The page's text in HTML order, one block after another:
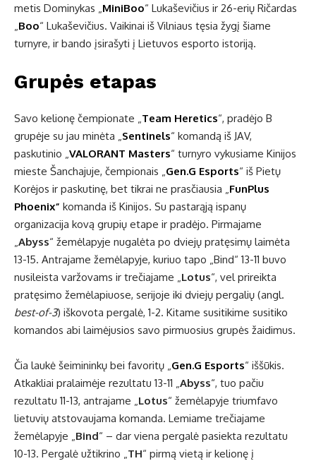
metis Dominykas „ MiniBoo“ Lukaševičius ir 26-erių Ričardas
Boo“ Lukaševičius. Vaikinai iš Vilniaus tęsia žygį šiame
turnyre, ir bando įsirašyti į Lietuvos esporto istoriją.
Grupės etapas
Savo kelionę čempionate „ Team Heretics“, pradėjo B
grupėje su jau minėta „ Sentinels“ komandą iš JAV,
paskutinio „ VALORANT Masters“ turnyro vykusiame Kinijos
mieste Šanchajuje, čempionais „ Gen.G Esports“ iš Pietų
Korėjos ir paskutinę, bet tikrai ne prasčiausia „ FunPlus
Phoenix“ komanda iš Kinijos. Su pastarąją ispanų
organizacija kovą grupių etape ir pradėjo. Pirmajame
Abyss“ žemėlapyje nugalėta po dviejų pratęsimų laimėta
13-15. Antrajame žemėlapyje, kuriuo tapo „Bind“ 13-11 buvo
nusileista varžovams ir trečiajame „ Lotus“, vel prireikta
pratęsimo žemėlapiuose, serijoje iki dviejų pergalių (angl.
best-of-3) iškovota pergalė, 1-2. Kitame susitikime susitiko
komandos abi laimėjusios savo pirmuosius grupės žaidimus.
Čia laukė šeimininkų bei favoritų „ Gen.G Esports“ iššūkis.
Atkakliai pralaimėje rezultatu 13-11 „ Abyss“, tuo pačiu
rezultatu 11-13, antrajame „ Lotus“ žemėlapyje triumfavo
lietuvių atstovaujama komanda. Lemiame trečiajame
žemėlapyje „ Bind“ – dar viena pergalė pasiekta rezultatu
10-13. Pergalė užtikrino „ TH“ pirmą vietą ir kelionę į